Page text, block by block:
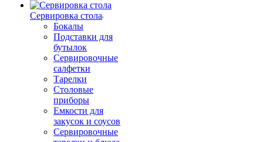
Сервировка стола
Бокалы
Подставки для
бутылок
Сервировочные
салфетки
Тарелки
Столовые
приборы
Емкости для
закусок и соусов
Сервировочные